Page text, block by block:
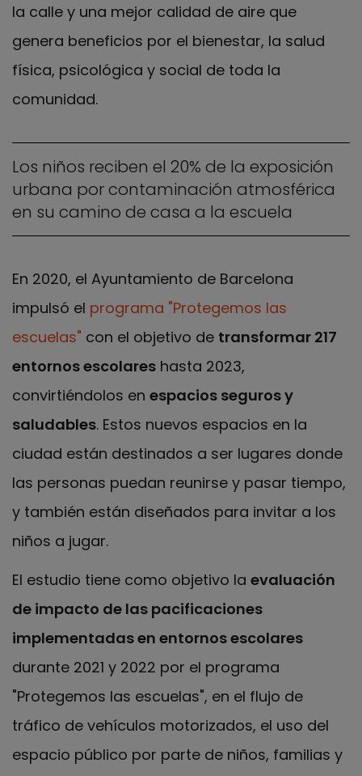
la calle y una mejor calidad de aire que
genera beneficios por el bienestar, la salud
física, psicológica y social de toda la
comunidad.
Los niños reciben el 20% de la exposición
urbana por contaminación atmosférica
en su camino de casa a la escuela
En 2020, el Ayuntamiento de Barcelona
impulsó el programa "Protegemos las
escuelas" con el objetivo de transformar 217
entornos escolares hasta 2023,
convirtiéndolos en espacios seguros y
saludables. Estos nuevos espacios en la
ciudad están destinados a ser lugares donde
las personas puedan reunirse y pasar tiempo,
y también están diseñados para invitar a los
niños a jugar.
El estudio tiene como objetivo la evaluación
de impacto de las pacificaciones
implementadas en entornos escolares
durante 2021 y 2022 por el programa
"Protegemos las escuelas", en el flujo de
tráfico de vehículos motorizados, el uso del
espacio público por parte de niños, familias y